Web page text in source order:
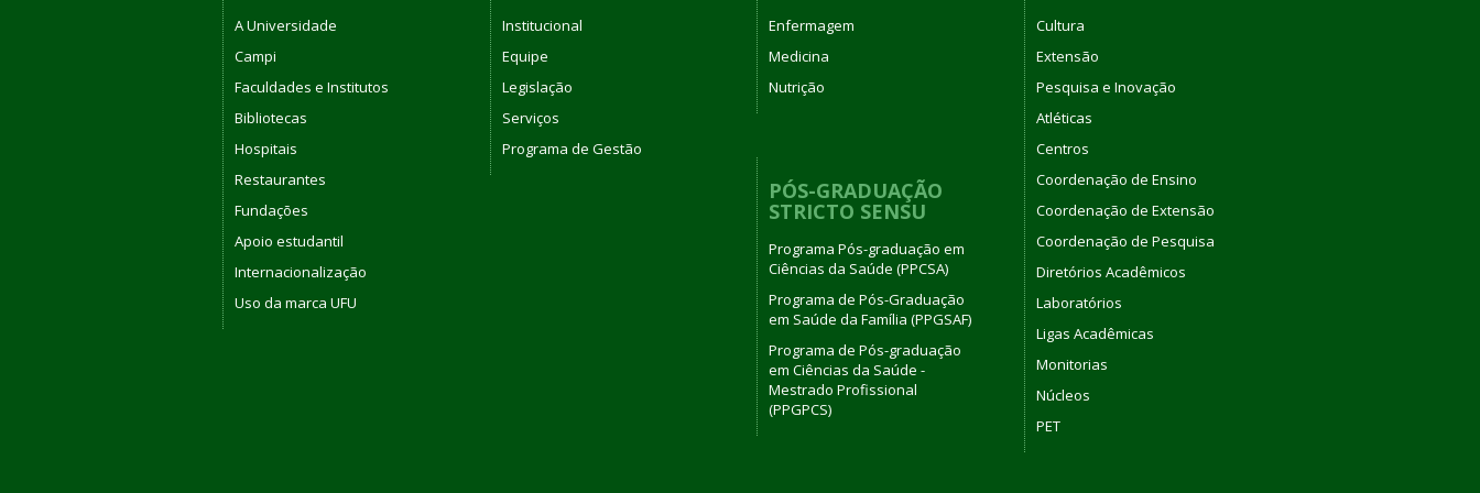
A Universidade
Campi
Faculdades e Institutos
Bibliotecas
Hospitais
Restaurantes
Fundações
Apoio estudantil
Internacionalização
Uso da marca UFU
Institucional
Equipe
Legislação
Serviços
Programa de Gestão
Enfermagem
Medicina
Nutrição
PÓS-GRADUAÇÃO
STRICTO SENSU
Programa Pós-graduação em
Ciências da Saúde (PPCSA)
Programa de Pós-Graduação
em Saúde da Família (PPGSAF)
Programa de Pós-graduação
em Ciências da Saúde -
Mestrado Profissional
(PPGPCS)
Cultura
Extensão
Pesquisa e Inovação
Atléticas
Centros
Coordenação de Ensino
Coordenação de Extensão
Coordenação de Pesquisa
Diretórios Acadêmicos
Laboratórios
Ligas Acadêmicas
Monitorias
Núcleos
PET